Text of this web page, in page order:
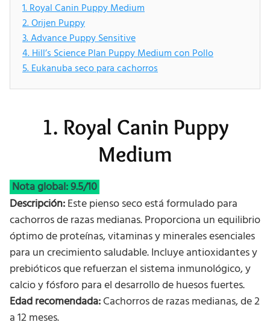
1. Royal Canin Puppy Medium
2. Orijen Puppy
3. Advance Puppy Sensitive
4. Hill’s Science Plan Puppy Medium con Pollo
5. Eukanuba seco para cachorros
1. Royal Canin Puppy
Medium
Nota global: 9.5/10
Descripción:Este pienso seco está formulado para
cachorros de razas medianas. Proporciona un equilibrio
óptimo de proteínas, vitaminas y minerales esenciales
para un crecimiento saludable. Incluye antioxidantes y
prebióticos que refuerzan el sistema inmunológico, y
calcio y fósforo para el desarrollo de huesos fuertes.
Edad recomendada:Cachorros de razas medianas, de 2
a 12 meses.